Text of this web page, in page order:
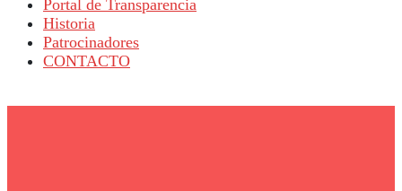
Portal de Transparencia
Historia
Patrocinadores
CONTACTO